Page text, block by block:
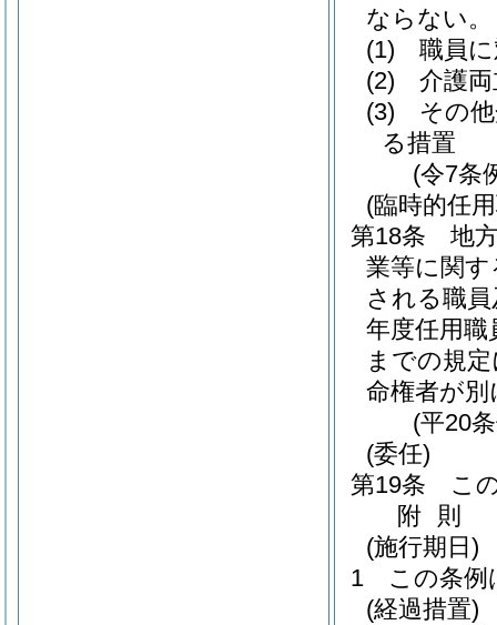
ならない。
(1)
職員
(2)
介護
(3)
その
る措置
(令7条
(臨時的任
第18条
地
業等に関
される職
年度任用
までの規
命権者が
(平20
(委任)
第19条
こ
附 則
(施行期日)
1
この条例
(経過措置)